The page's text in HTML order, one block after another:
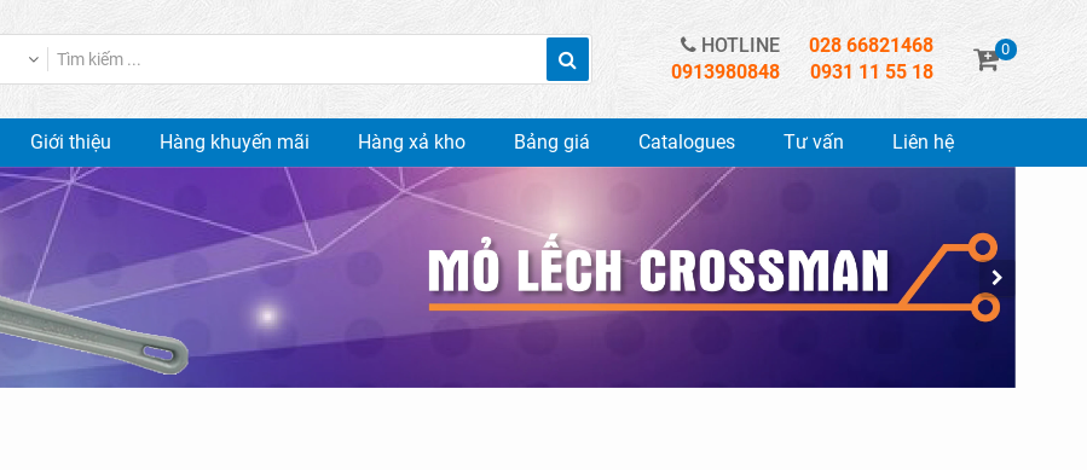
HOTLINE
028 66821468
0913980848
0931 11 55 18
0
Giới thiệu Hàng khuyến mãi Hàng xả kho Bảng giá Catalogues Tư vấn Liên hệ